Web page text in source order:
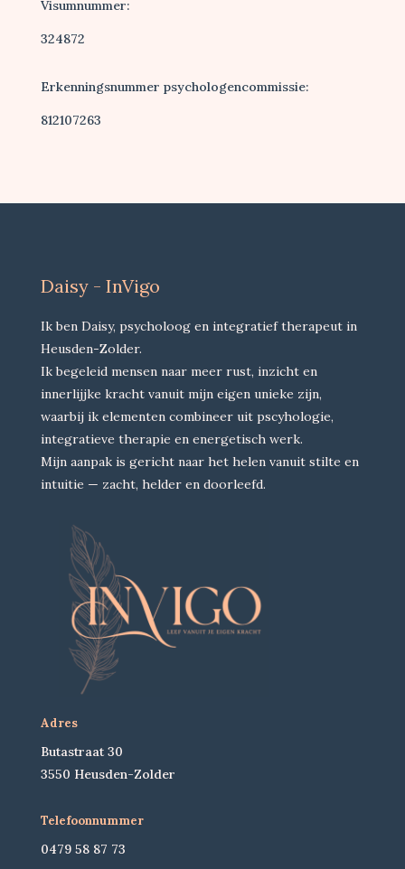
Visumnummer:
324872
Erkenningsnummer psychologencommissie:
812107263
Daisy - InVigo
Ik ben Daisy, psycholoog en integratief therapeut in
Heusden-Zolder.
Ik begeleid mensen naar meer rust, inzicht en
innerlijjke kracht vanuit mijn eigen unieke zijn,
waarbij ik elementen combineer uit pscyhologie,
integratieve therapie en energetisch werk.
Mijn aanpak is gericht naar het helen vanuit stilte en
intuitie — zacht, helder en doorleefd.
Adres
Butastraat 30
3550 Heusden-Zolder
Telefoonnummer
0479 58 87 73